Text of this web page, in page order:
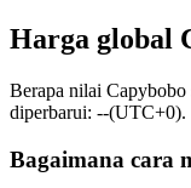
Harga global
Berapa nilai Capybobo
diperbarui: --(UTC+0).
Bagaimana cara